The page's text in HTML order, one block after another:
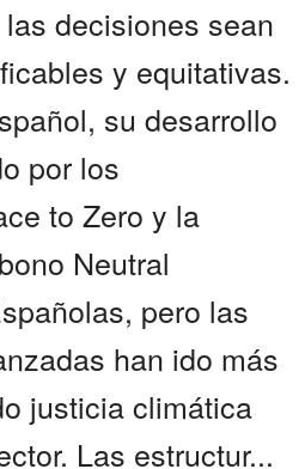
decisiones sean
y equitativas.
su desarrollo
por los
to Zero y la
Neutral
pero las
han ido más
justicia climática
Las estructur...